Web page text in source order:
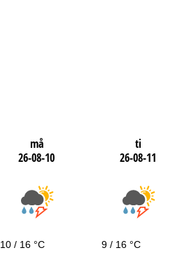
må
26-08-10
ti
26-08-11
10 / 16 °C 9 / 16 °C